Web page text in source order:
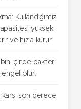
Kullandığımız
yüksek
ve hızla kurur.
içinde bakteri
engel olur.
karşı son derece